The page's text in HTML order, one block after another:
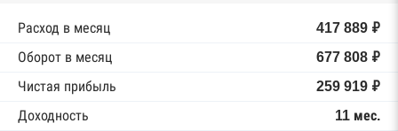
Расход в месяц
417 889 ₽
Оборот в месяц
677 808 ₽
Чистая прибыль
259 919 ₽
Доходность
11 мес.